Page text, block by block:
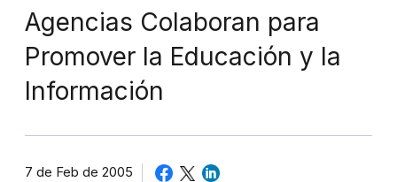
Agencias Colaboran para
Promover la Educación y la
Información
7 de Feb de 2005